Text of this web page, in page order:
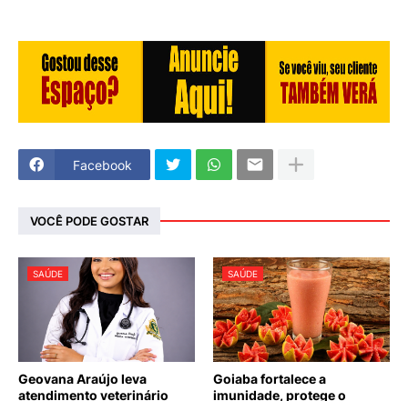
Facebook
VOCÊ PODE GOSTAR
SAÚDE
Geovana Araújo leva
atendimento veterinário
SAÚDE
Goiaba fortalece a
imunidade, protege o